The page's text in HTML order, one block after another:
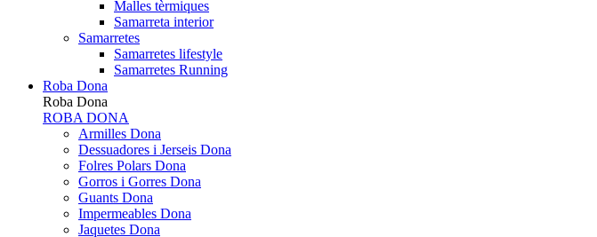
Malles tèrmiques
Samarreta interior
Samarretes
Samarretes lifestyle
Samarretes Running
Roba Dona
Roba Dona
ROBA DONA
Armilles Dona
Dessuadores i Jerseis Dona
Folres Polars Dona
Gorros i Gorres Dona
Guants Dona
Impermeables Dona
Jaquetes Dona